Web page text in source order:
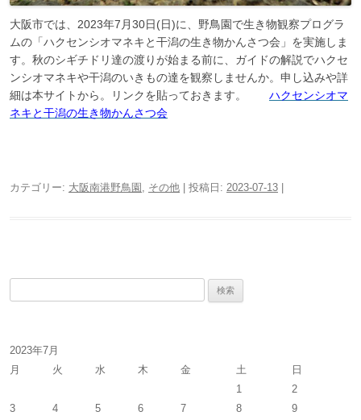
大阪市では、2023年7月30日(日)に、野鳥園で生き物観察プログラ
ムの「ハクセンシオマネキと干潟の生き物かんさつ会」を実施しま
す。秋のシギチドリ達の渡りが始まる前に、ガイドの解説でハクセ
ンシオマネキや干潟のいきもの達を観察しませんか。申し込みや詳
細は本サイトから。リンクを貼っておきます。 ハクセンシオマ
ネキと干潟の生き物かんさつ会
カテゴリー: 大阪南港野鳥園 その他 | 投稿日: 2023-07-13 |
2023年7月
月
火 水 木 金 土 日
1
2
3
4 5 6 7 8
9